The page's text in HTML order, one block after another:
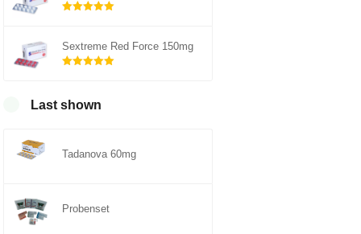
5
Sextreme Red Force 150mg
Last shown
Tadanova 60mg
Probenset